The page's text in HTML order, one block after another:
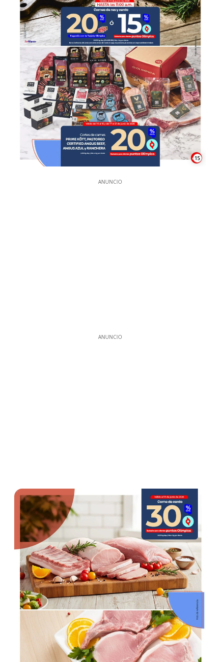
15
ANUNCIO
ANUNCIO